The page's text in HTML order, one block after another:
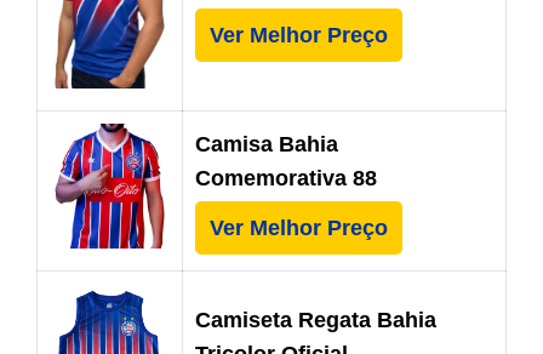
Ver Melhor Preço
Camisa Bahia
Comemorativa 88
Ver Melhor Preço
Camiseta Regata Bahia